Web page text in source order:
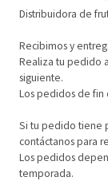
Distribuidora de
Recibimos y
Realiza tu pedido
siguiente.
Los pedidos de fin
Si tu pedido tiene
contáctanos para
Los pedidos
temporada.